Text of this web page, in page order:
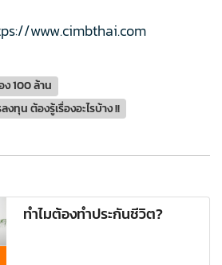
www.cimbthai.com
100 ล้าน
ทุน ต้องรู้เรื่องอะไรบ้าง !!
ทำไมต้องทำประกันชีวิต?